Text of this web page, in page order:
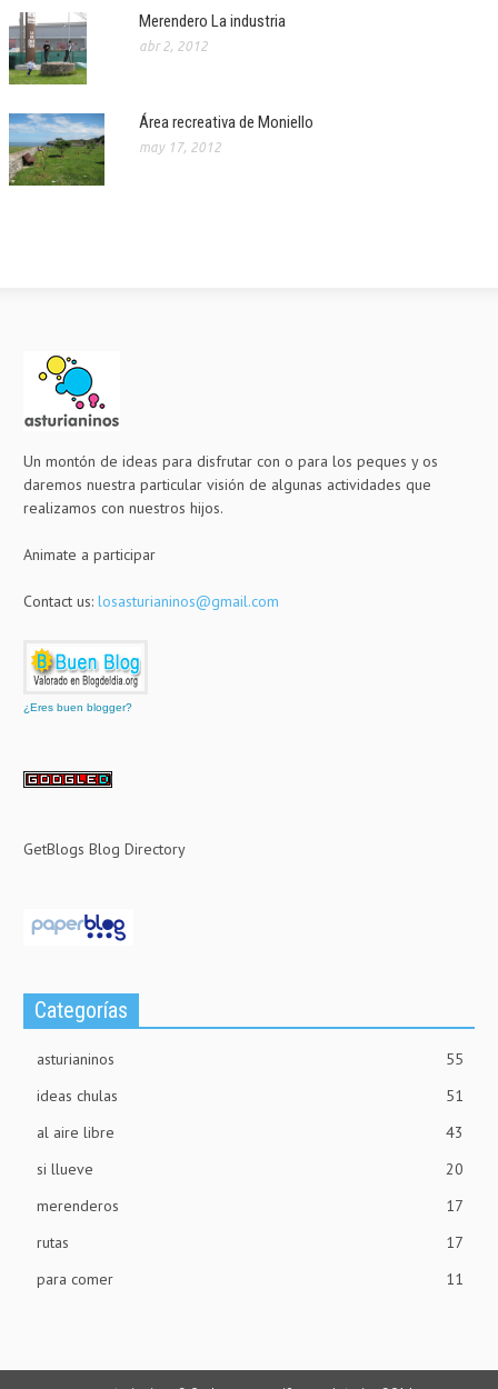
Merendero La industria
abr 2, 2012
Área recreativa de Moniello
may 17, 2012
Un montón de ideas para disfrutar con o para los peques y os
daremos nuestra particular visión de algunas actividades que
realizamos con nuestros hijos.
Animate a participar
Contact us: losasturianinos@gmail.com
¿Eres buen blogger?
GetBlogs Blog Directory
Categorías
asturianinos
55
ideas chulas
51
al aire libre
43
si llueve
20
merenderos
17
rutas
17
para comer
11